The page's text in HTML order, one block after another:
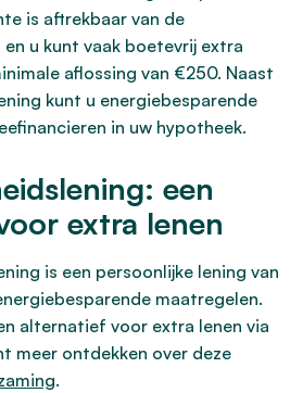
is aftrekbaar van de
u kunt vaak boetevrij extra
aflossing van €250. Naast
kunt u energiebesparende
in uw hypotheek.
een
extra lenen
is een persoonlijke lening van
maatregelen.
alternatief voor extra lenen via
meer ontdekken over deze
.